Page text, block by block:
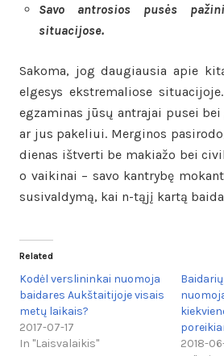
Savo antrosios pusės
situacijose.
Sakoma, jog daugiausia apie
elgesys ekstremaliose
egzaminas jūsų antrajai pusei
ar jus pakeliui. Merginos
dienas ištverti be makiažo bei
o vaikinai – savo kantrybę
susivaldymą, kai n-tąjį kartą
Related
Kodėl verslininkai nuomoja
baidares Aukštaitijoje visais
metų laikais?
2017-07-17
In "Laisvalaikis"
2018-